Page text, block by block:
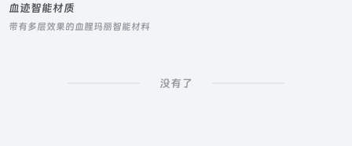
血迹智能材质
带有多层效果的血腥玛丽智能材料
没有了